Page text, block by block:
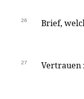
26 Brief,
27 Vertrauen